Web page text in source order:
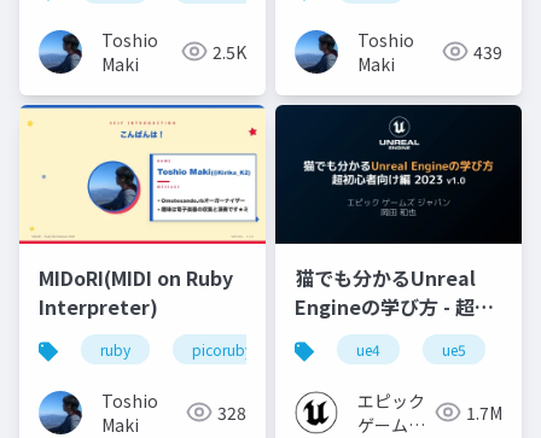
Toshio
Maki
2.5K
Toshio
Maki
439
MIDoRI(MIDI on Ruby
Interpreter)
ruby picoruby midi
Toshio
Maki
328
猫でも分かるUnreal
Engineの学び方 - 超初
心者向け編 - 2023 v1.0
ue4 ue5
エピック
ゲームズ
1.7M